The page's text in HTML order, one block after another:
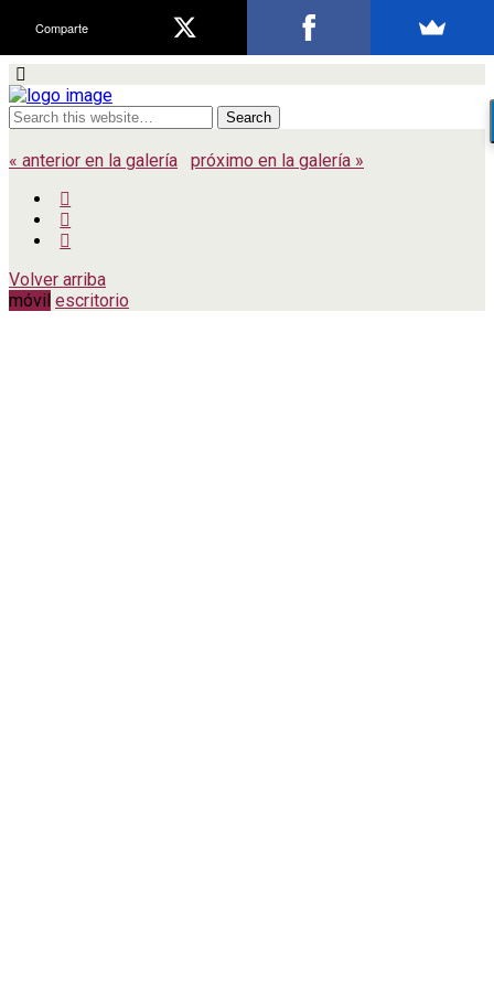
« anterior en la galería próximo en la galería »
Volver arriba
móvil escritorio
Comparte